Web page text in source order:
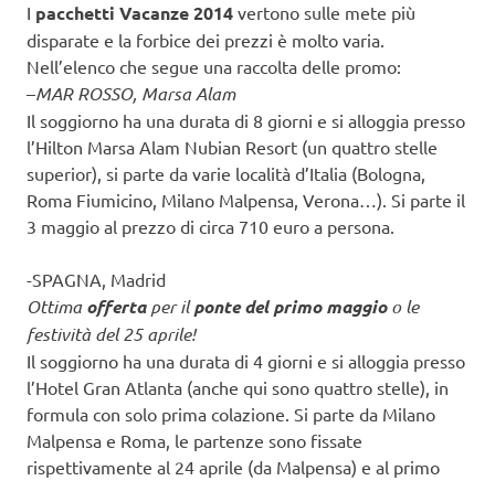
I pacchetti Vacanze 2014 vertono sulle mete più
disparate e la forbice dei prezzi è molto varia.
Nell’elenco che segue una raccolta delle promo:
–MAR ROSSO, Marsa Alam
Il soggiorno ha una durata di 8 giorni e si alloggia presso
l’Hilton Marsa Alam Nubian Resort (un quattro stelle
superior), si parte da varie località d’Italia (Bologna,
Roma Fiumicino, Milano Malpensa, Verona…). Si parte il
3 maggio al prezzo di circa 710 euro a persona.
-SPAGNA, Madrid
Ottimaoffertaper ilponte del primo maggioo le
festività del 25 aprile!
Il soggiorno ha una durata di 4 giorni e si alloggia presso
l’Hotel Gran Atlanta (anche qui sono quattro stelle), in
formula con solo prima colazione. Si parte da Milano
Malpensa e Roma, le partenze sono fissate
rispettivamente al 24 aprile (da Malpensa) e al primo